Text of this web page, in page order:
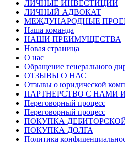
ЛИЧНЫЕ ИНВЕСТИЦИИ
ЛИЧНЫЙ АДВОКАТ
МЕЖДУНАРОДНЫЕ
Наша команда
НАШИ ПРЕИМУЩЕСТВА
Новая страница
О нас
Обращение генерального
ОТЗЫВЫ О НАС
Отзывы о юридической
ПАРТНЕРСТВО С НАМИ
Переговорный процесс
Переговорный процесс
ПОКУПКА
ПОКУПКА ДОЛГА
Политика